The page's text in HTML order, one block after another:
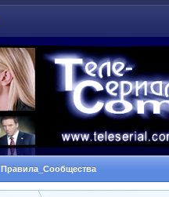
Правила_Сообщества